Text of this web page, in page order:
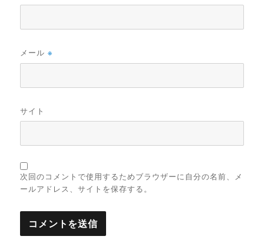
メール※
サイト
次回のコメントで使用するためブラウザーに自分の名前、メ
ールアドレス、サイトを保存する。